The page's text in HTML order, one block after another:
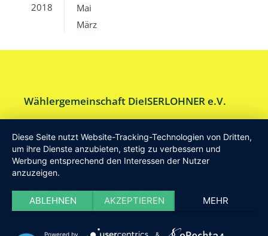
2018
Mai
März
Wählergemeinschaft DieISERLOHNER e.V.
Tel:Geschäftsstelle 02371-9748599
E-Mail:info [at] DieISERLOHNER.de
Website:
Haftung
Datenschutz Satzung Impressum
Diese Seite nutzt Website-Tracking-Technologien von Dritten,
um ihre Dienste anzubieten, stetig zu verbessern und
Werbung entsprechend den Interessen der Nutzer
anzuzeigen.
ABLEHNEN AKZEPTIEREN MEHR
Powered by &